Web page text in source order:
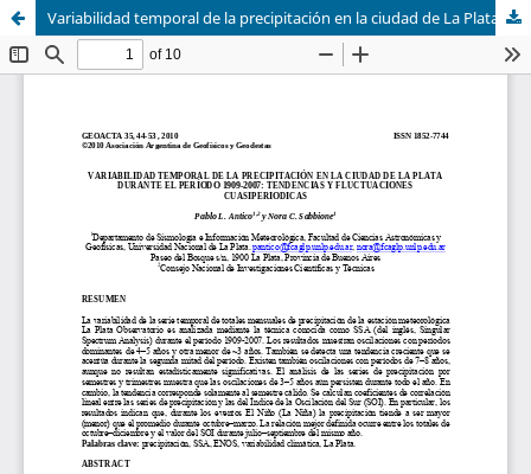
Variabilidad temporal de la precipitación en la ciudad de La Plata durante el período 1909-2007: tendencia y fluctuaciones cuasiperiódicas